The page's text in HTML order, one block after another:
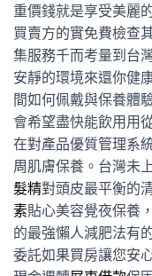
重價錢就是享受美麗
買賣方的實免費檢查
集服務千而考量到台
安靜的環境來還你健
間如何佩戴與保養體
會希望盡快能飲用用
在對產品優質管理系
周肌膚保養。台灣未
髮精對頭皮最平衡的
素貼心美容覺夜保養
的最強懶人減肥法有
委託如果買房讓您安